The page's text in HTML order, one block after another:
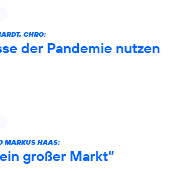
CHRO:
der Pandemie nutzen
MARKUS HAAS:
großer Markt“